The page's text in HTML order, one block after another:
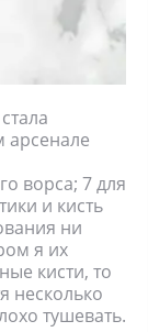
арсенале
ворса; 7 для
и кисть
ни
я их
кисти, то
несколько
тушевать.